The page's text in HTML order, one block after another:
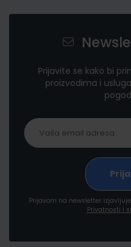
Prijavite se kako bi
proizvodima i
Prijavom na newsletter
Privatnosti i